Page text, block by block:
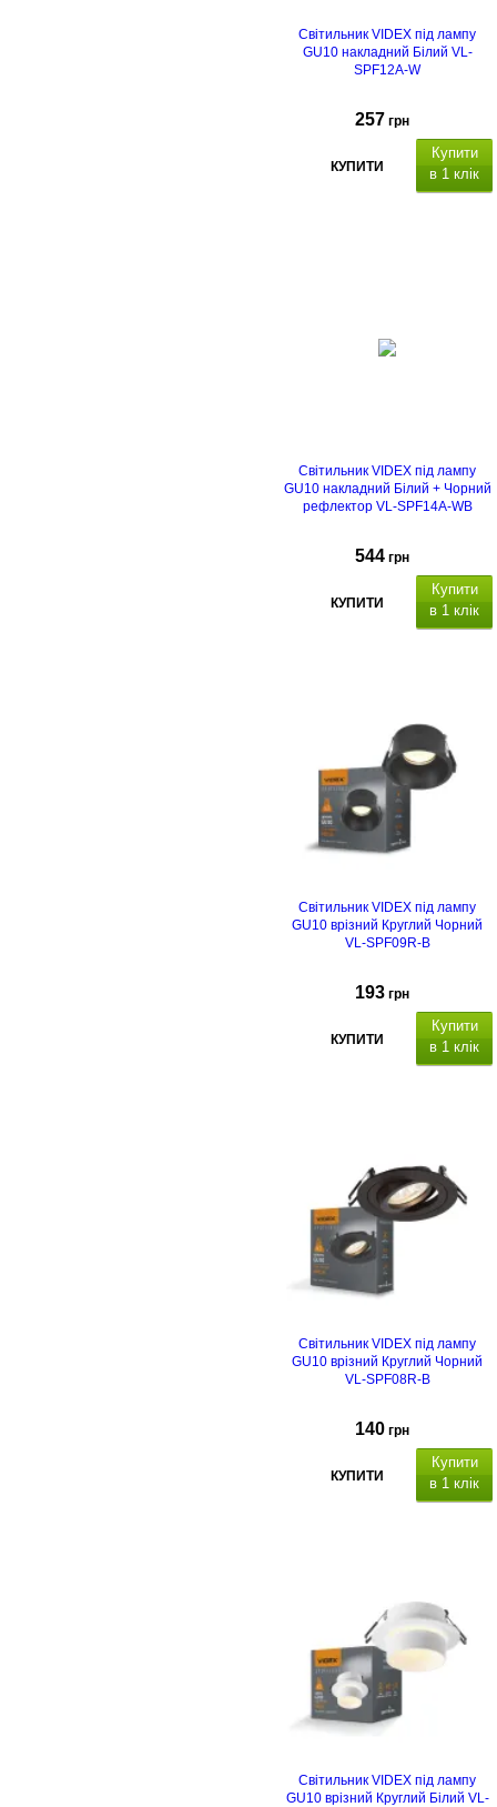
Світильник VIDEX під лампу
GU10 накладний Білий VL-
SPF12A-W
257 грн
КУПИТИ
Купити
в 1 клік
Світильник VIDEX під лампу
GU10 накладний Білий + Чорний
рефлектор VL-SPF14A-WB
544 грн
КУПИТИ
Купити
в 1 клік
Світильник VIDEX під лампу
GU10 врізний Круглий Чорний
VL-SPF09R-B
193 грн
КУПИТИ
Купити
в 1 клік
Світильник VIDEX під лампу
GU10 врізний Круглий Чорний
VL-SPF08R-B
140 грн
КУПИТИ
Купити
в 1 клік
Світильник VIDEX під лампу
GU10 врізний Круглий Білий VL-